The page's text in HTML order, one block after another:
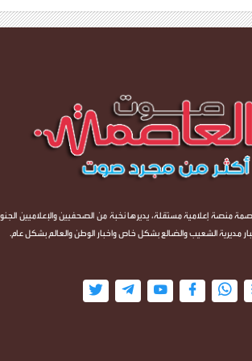
منصة إعلامية مستقلة، يديرها نخبة من الصحفيين والإعلاميين
مديرية الشعيب والضالع بشكل خاص واخبار الوطن والعالم بشكل عام.